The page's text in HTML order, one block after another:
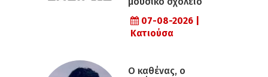
07-08-2026 |
Κατιούσα
Ο καθένας, ο